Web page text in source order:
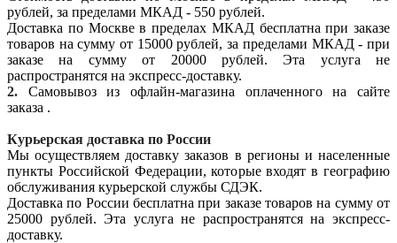
рублей, за пределами МКАД - 550 рублей.
Доставка по Москве в пределах МКАД бесплатна при заказе
товаров на сумму от 15000 рублей, за пределами МКАД - при
заказе на сумму от 20000 рублей. Эта услуга не
распространятся на экспресс-доставку.
2.
Самовывоз из офлайн-магазина оплаченного на сайте
заказа .
Курьерская доставка по России
Мы осуществляем доставку заказов в регионы и населенные
пункты Российской Федерации, которые входят в географию
обслуживания курьерской службы СДЭК.
Доставка по России бесплатна при заказе товаров на сумму от
25000 рублей. Эта услуга не распространятся на экспресс-
доставку.